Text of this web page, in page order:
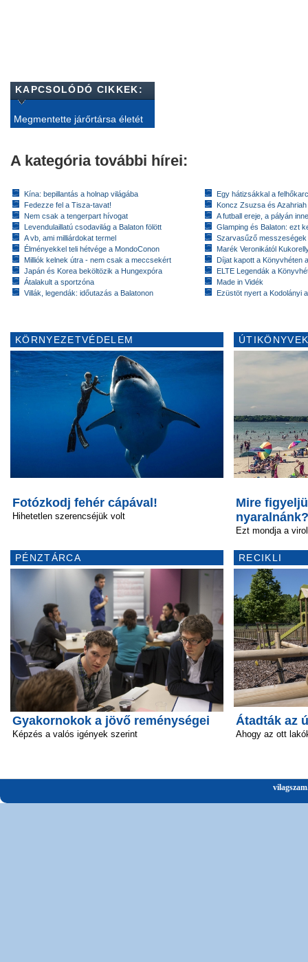
KAPCSOLÓDÓ CIKKEK:
Megmentette járőrtársa életét
A kategória további hírei:
Kína: bepillantás a holnap világába
Fedezze fel a Tisza-tavat!
Nem csak a tengerpart hívogat
Levendulaillatú csodavilág a Balaton fölött
A vb, ami milliárdokat termel
Élményekkel teli hétvége a MondoConon
Milliók kelnek útra - nem csak a meccsekért
Japán és Korea beköltözik a Hungexpóra
Átalakult a sportzóna
Villák, legendák: időutazás a Balatonon
Egy hátizsákkal a
Koncz Zsuzsa és
A futball ereje, a pályán
Glamping és Balaton: ezt
Szarvasűző messzeségek
Marék Veronikától
Díjat kapott a Könyvhéten
ELTE Legendák a
Made in Vidék
Ezüstöt nyert a Kodolányi
KÖRNYEZETVÉDELEM
Fotózkodj fehér cápával!
Hihetetlen szerencséjük volt
PÉNZTÁRCA
Gyakornokok a jövő reménységei
Képzés a valós igények szerint
Mire
nyaralnánk?
Ezt mondja a
RECIKLI
Átadták az
Ahogy az ott